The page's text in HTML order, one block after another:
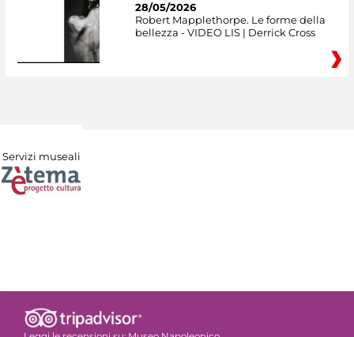
28/05/2026
Robert Mapplethorpe. Le forme della
bellezza - VIDEO LIS | Derrick Cross
Servizi museali